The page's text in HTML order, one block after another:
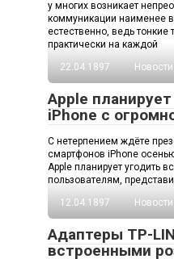
у многих возникает
коммуникации наименее
естественно, ведь
практически на каждой
22.04.1897
Новости
Apple
iPhone с
С нетерпением ждёте
смартфонов iPhone
Apple планирует угодить
пользователям,
12.04.1897
Новости
Адаптеры TP-
встроенными